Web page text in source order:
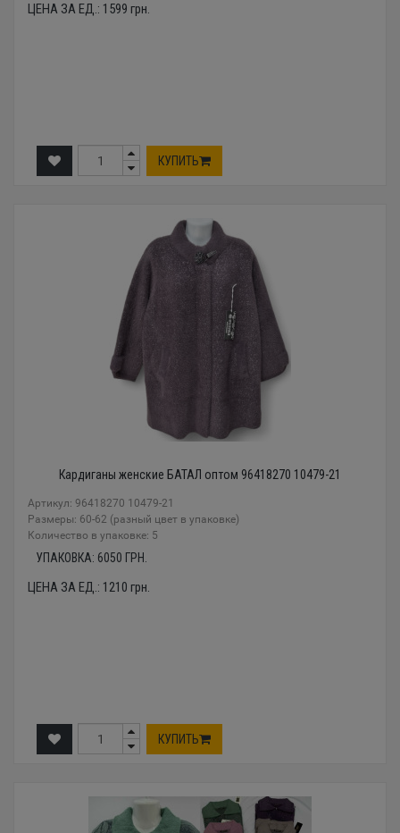
ЦЕНА ЗА ЕД.: 1599 грн.
КУПИТЬ
Кардиганы женские БАТАЛ оптом 96418270 10479-21
Артикул: 96418270 10479-21
Размеры: 60-62 (разный цвет в упаковке)
Количество в упаковке: 5
УПАКОВКА: 6050 ГРН.
ЦЕНА ЗА ЕД.: 1210 грн.
КУПИТЬ